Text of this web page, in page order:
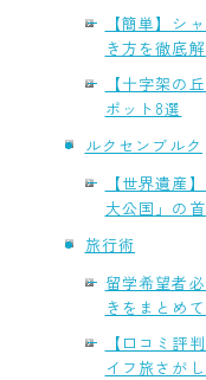
【簡単】シ
き方を徹底
【十字架の
ポット8選
ルクセンブルク
【世界遺産
大公国」の
旅行術
留学希望者
きをまとめ
【口コミ評
イフ旅さが